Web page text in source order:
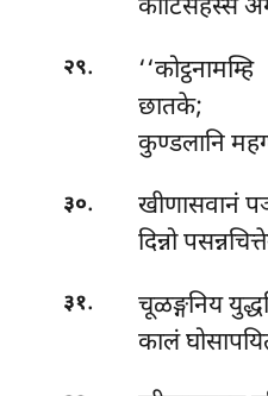
कोटिसहस्सं
२९.
छातके;
कुण्डलानि
३०.
खीणासवानं
दिन्नो
३१.
चूळङ्गनिय
कालं